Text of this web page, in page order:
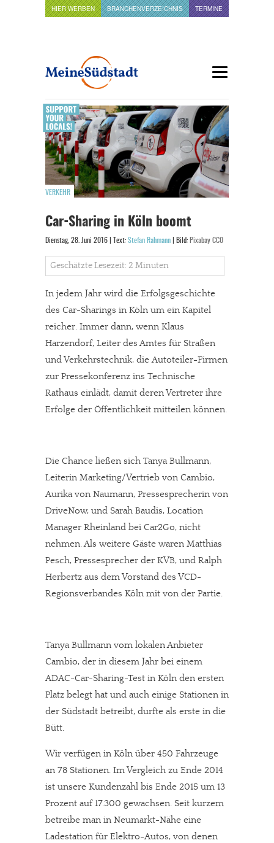
HIER WERBEN BRANCHENVERZEICHNIS TERMINE
VERKEHR
Car-Sharing in Köln boomt
Dienstag, 28. Juni 2016 | Text: Stefan Rahmann | Bild: Pixabay CC0
Geschätzte Lesezeit: 2 Minuten
In jedem Jahr wird die Erfolgsgeschichte
des Car-Sharings in Köln um ein Kapitel
reicher. Immer dann, wenn Klaus
Harzendorf, Leiter des Amtes für Straßen
und Verkehrstechnik, die Autoteiler-Firmen
zur Pressekonferenz ins Technische
Rathaus einlädt, damit deren Vertreter ihre
Erfolge der Öffentlichkeit mitteilen können.
Die Chance ließen sich Tanya Bullmann,
Leiterin Marketing/Vertrieb von Cambio,
Aurika von Naumann, Pressesprecherin von
DriveNow, und Sarah Baudis, Location
Manager Rheinland bei Car2Go, nicht
nehmen. Als weitere Gäste waren Matthias
Pesch, Pressesprecher der KVB, und Ralph
Herbertz aus dem Vorstand des VCD-
Regionsverbandes Köln mit von der Partie.
Tanya Bullmann vom lokalen Anbieter
Cambio, der in diesem Jahr bei einem
ADAC-Car-Sharing-Test in Köln den ersten
Platz belegt hat und auch einige Stationen in
der Südstadt betreibt, durfte als erste in die
Bütt.
Wir verfügen in Köln über 450 Fahrzeuge
an 78 Stationen. Im Vergleich zu Ende 2014
ist unsere Kundenzahl bis Ende 2015 um 13
Prozent auf 17.300 gewachsen. Seit kurzem
betreibe man in Neumarkt-Nähe eine
Ladestation für Elektro-Autos, von denen